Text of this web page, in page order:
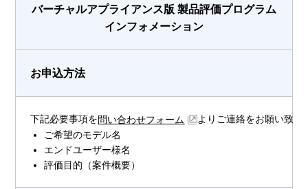
バーチャルアプライアンス版 製品評価プログラム
インフォメーション
お申込方法
下記必要事項を問い合わせフォーム
よりご連絡をお願い致し
ご希望のモデル名
エンドユーザー様名
評価目的（案件概要）